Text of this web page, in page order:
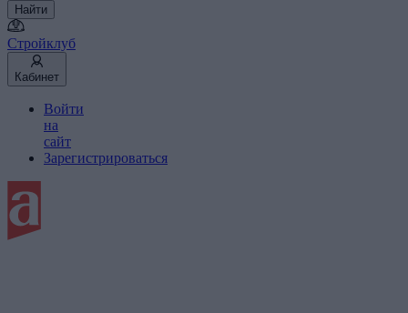
Найти
Стройклуб
Кабинет
Войти
на
сайт
Зарегистрироваться